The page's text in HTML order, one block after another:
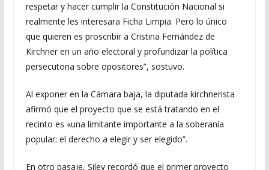
respetar y hacer cumplir la Constitución Nacional si
realmente les interesara Ficha Limpia. Pero lo único
que quieren es proscribir a Cristina Fernández de
Kirchner en un año electoral y profundizar la política
persecutoria sobre opositores”, sostuvo.
Al exponer en la Cámara baja, la diputada kirchnerista
afirmó que el proyecto que se está tratando en el
recinto es «una limitante importante a la soberanía
popular: el derecho a elegir y ser elegido”.
En otro pasaje, Siley recordó que el primer proyecto